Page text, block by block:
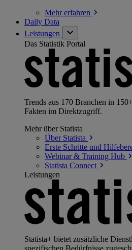
Mehrerfahren
Daily Data
Leistungen
Das Statistik Portal
Trends aus 170 Branchen in
Fakten im Direktzugriff.
Mehr über Statista
Über Statista
Erste Schritte und
Webinar & Training Hub
Statista Connect
Leistungen
Statista+ bietet zusätzliche
spezifischen Bedürfnisse